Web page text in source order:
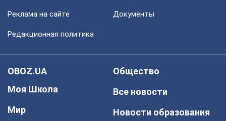
Реклама на сайте Документы
Редакционная политика
OBOZ.UA
Моя Школа
Мир
Общество
Все новости
Новости образования